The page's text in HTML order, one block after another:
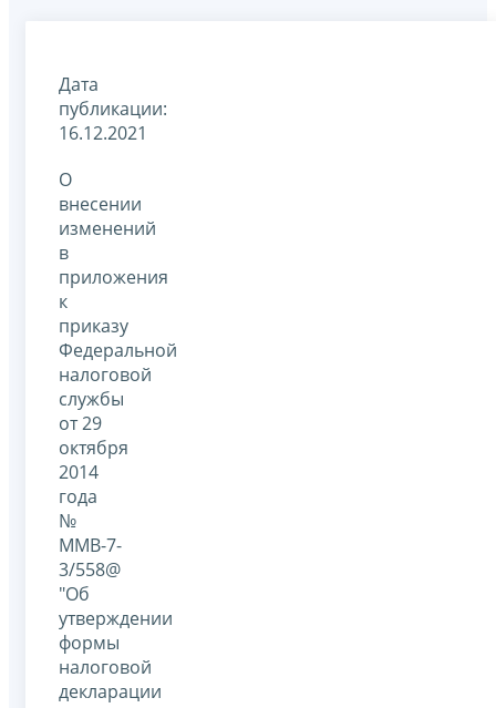
Дата
публикации:
16.12.2021
О
внесении
изменений
в
приложения
к
приказу
Федеральной
налоговой
службы
от 29
октября
2014
года
№
ММВ-7-
3/558@
"Об
утверждении
формы
налоговой
декларации